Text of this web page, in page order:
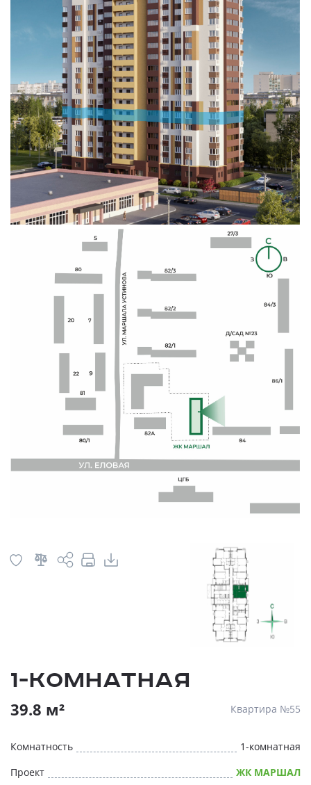
1-комнатная
39.8 м² Квартира №55
Комнатность
1-комнатная
Проект
ЖК МАРШАЛ